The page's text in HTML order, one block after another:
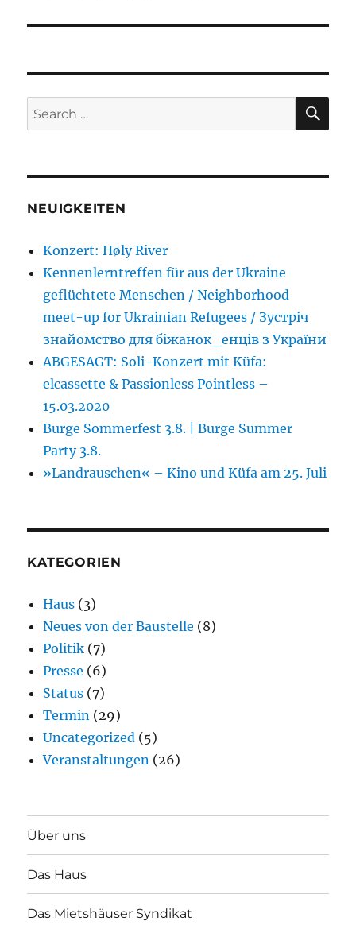
Search
for:
NEUIGKEITEN
Konzert: Høly River
Kennenlerntreffen für aus der Ukraine
geflüchtete Menschen / Neighborhood
meet-up for Ukrainian Refugees / Зустріч
знайомство для біжанок_енців з України
ABGESAGT: Soli-Konzert mit Küfa:
elcassette & Passionless Pointless –
15.03.2020
Burge Sommerfest 3.8. | Burge Summer
Party 3.8.
»Landrauschen« – Kino und Küfa am 25. Juli
KATEGORIEN
Haus (3)
Neues von der Baustelle (8)
Politik (7)
Presse (6)
Status (7)
Termin (29)
Uncategorized (5)
Veranstaltungen (26)
Über uns
Das Haus
Das Mietshäuser Syndikat